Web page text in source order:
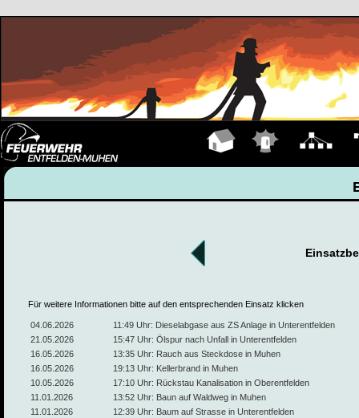
Für weitere Informationen bitte auf den entsprechenden Einsatz klicken
04.06.2026
11:49 Uhr: Dieselabgase aus ZS Anlage in Unterentfelden
21.05.2026
15:47 Uhr: Ölspur nach Unfall in Unterentfelden
16.05.2026
13:35 Uhr: Rauch aus Steckdose in Muhen
16.05.2026
19:13 Uhr: Kellerbrand in Muhen
10.05.2026
17:10 Uhr: Rückstau Kanalisation in Oberentfelden
11.01.2026
13:52 Uhr: Baun auf Waldweg in Muhen
11.01.2026
12:39 Uhr: Baum auf Strasse in Unterentfelden